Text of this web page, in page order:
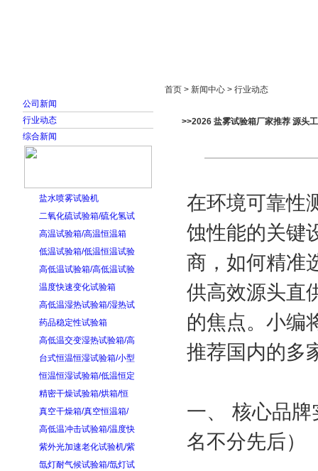
公司新闻
行业动态
综合新闻
盐水喷雾试验机
二氧化硫试验箱/硫化氢试
高温试验箱/高温恒温箱
低温试验箱/低温恒温试验
高低温试验箱/高低温试验
温度快速变化试验箱
高低温湿热试验箱/湿热试
药品稳定性试验箱
高低温交变湿热试验箱/高
台式恒温恒湿试验箱/小型
恒温恒湿试验箱/低温恒定
精密干燥试验箱/烘箱/恒
真空干燥箱/真空恒温箱/
高低温冲击试验箱/温度快
紫外光加速老化试验机/紫
氙灯耐气候试验箱/氙灯试
首页 > 新闻中心 > 行业动态
>>2026 盐雾试验箱厂家推荐 源头
在环境可靠性
蚀性能的关键
商，如何精准
供高效源头直
的焦点。小编
推荐国内的多
一、 核心品
名不分先后）